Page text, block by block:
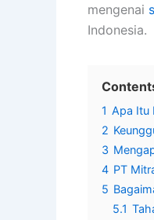
mengenai
Indonesia.
1 Apa Itu
2
3
4 PT
5
5.1